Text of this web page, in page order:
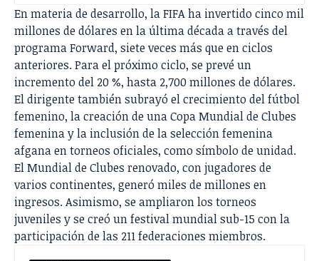
En materia de desarrollo, la FIFA ha invertido cinco mil
millones de dólares en la última década a través del
programa Forward, siete veces más que en ciclos
anteriores. Para el próximo ciclo, se prevé un
incremento del 20 %, hasta 2,700 millones de dólares.
El dirigente también subrayó el crecimiento del fútbol
femenino, la creación de una Copa Mundial de Clubes
femenina y la inclusión de la selección femenina
afgana en torneos oficiales, como símbolo de unidad.
El Mundial de Clubes renovado, con jugadores de
varios continentes, generó miles de millones en
ingresos. Asimismo, se ampliaron los torneos
juveniles y se creó un festival mundial sub-15 con la
participación de las 211 federaciones miembros.